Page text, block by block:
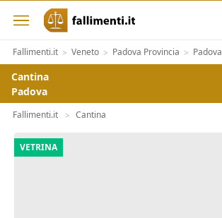
Fallimenti.it > Veneto > Padova Provincia > Padova
Cantina
Padova
Fallimenti.it > Cantina
VETRINA